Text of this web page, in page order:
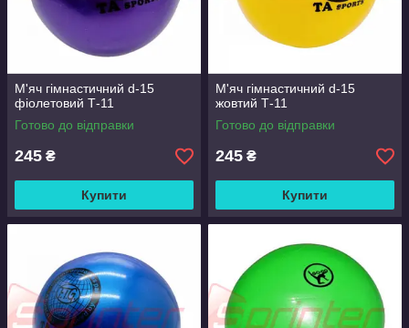
М'яч гімнастичний d-15
фіолетовий Т-11
Готово до відправки
245 ₴
Купити
М'яч гімнастичний d-15
жовтий Т-11
Готово до відправки
245 ₴
Купити